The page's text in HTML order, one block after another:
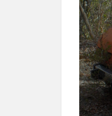
っと
がっ
かり
だけ
ど、
学び
も
7